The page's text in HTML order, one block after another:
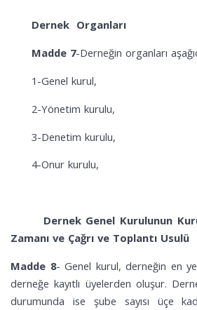
Dernek Organları
Madde 7-Derneğin organları
1-Genel kurul,
2-Yönetim kurulu,
3-Denetim kurulu,
4-Onur kurulu,
Dernek Genel Kurulunun
Zamanı ve Çağrı ve Toplantı Usulü
Madde 8- Genel kurul, derneğin en
derneğe kayıtlı üyelerden oluşur.
durumunda ise şube sayısı üçe